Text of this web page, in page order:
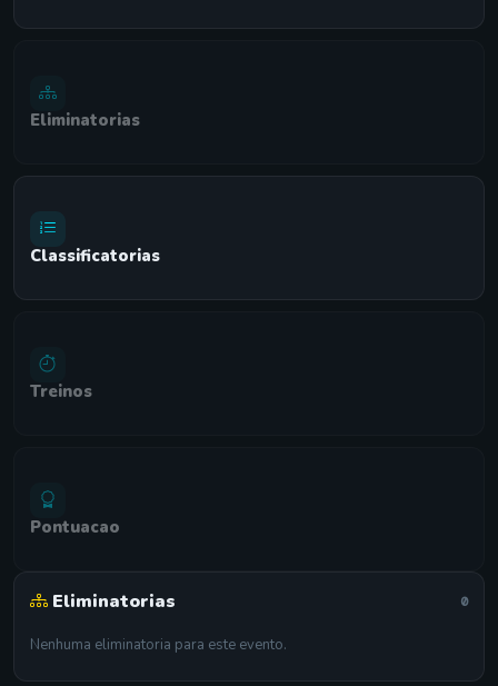
Eliminatorias
Classificatorias
Treinos
Pontuacao
Eliminatorias 0
Nenhuma eliminatoria para este evento.